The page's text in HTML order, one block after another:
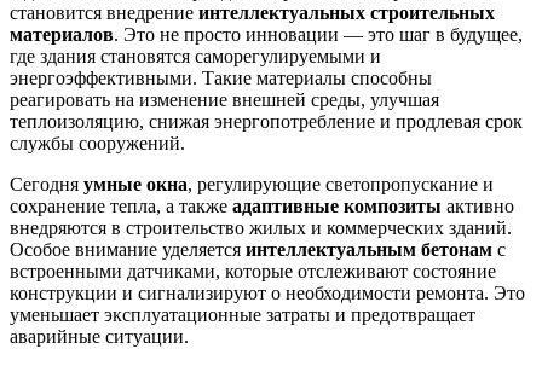
становится внедрение интеллектуальных строительных
материалов. Это не просто инновации — это шаг в будущее,
где здания становятся саморегулируемыми и
энергоэффективными. Такие материалы способны
реагировать на изменение внешней среды, улучшая
теплоизоляцию, снижая энергопотребление и продлевая срок
службы сооружений.
Сегодня умные окна, регулирующие светопропускание и
сохранение тепла, а также адаптивные композиты активно
внедряются в строительство жилых и коммерческих зданий.
Особое внимание уделяется интеллектуальным бетонам с
встроенными датчиками, которые отслеживают состояние
конструкции и сигнализируют о необходимости ремонта. Это
уменьшает эксплуатационные затраты и предотвращает
аварийные ситуации.